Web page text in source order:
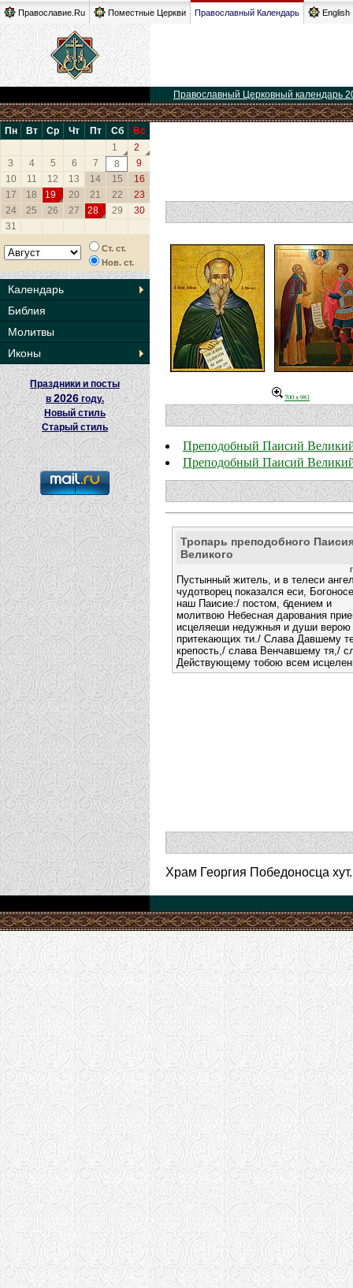
Православие.Ru Поместные Церкви Православный Календарь English
Православный Церковный календарь
Пн Вт Ср Чт Пт Сб
Вс
1
2
3
4 5 6 7 8
9
10
11 12 13 14 15
16
17
18 19 20 21 22
23
24
25 26 27 28 29
30
31
Ст. ст.
Нов. ст.
Календарь
Библия
Молитвы
Иконы
Праздники и посты
в2026 году.
Новый стиль
Старый стиль
700 x 981
Преподобный Паисий
Преподобный Паисий
Тропарь преподобного
Великого
Пустынный житель, и в телеси
чудотворец показался еси,
наш Паисие:/ постом, бдением и
молитвою Небесная дарования
исцеляеши недужныя и души верою
притекающих ти./ Слава Давшему
крепость,/ слава Венчавшему тя,/
Действующему тобою всем
Храм Георгия Победоносца